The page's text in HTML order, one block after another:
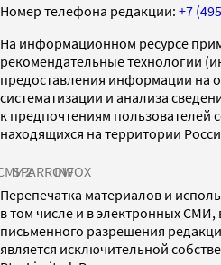
Номер телефона редакции: +7
На информационном ресурсе
рекомендательные технологии
предоставления информации на
систематизации и анализа
к предпочтениям пользователей
находящихся на территории
SPARROWINFOX
Перепечатка материалов и
в том числе и в электронных
письменного разрешения
является исключительной